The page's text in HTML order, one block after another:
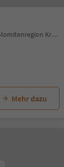
Mühlbach - Gais, Gais, Dolomitenregion Kronplatz
Mehr dazu